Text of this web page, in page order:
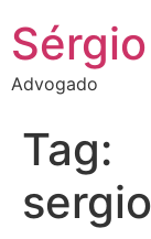
Advogado
Tag: